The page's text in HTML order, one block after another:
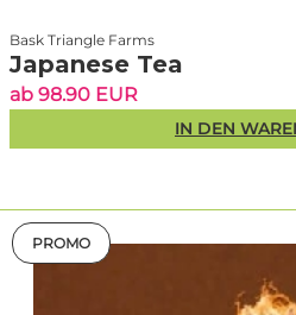
Bask Triangle Farms
Japanese Tea
ab 98.90 EUR
IN DEN
PROMO